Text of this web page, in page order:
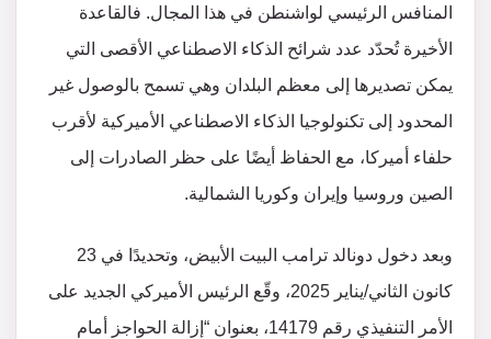
المنافس الرئيسي لواشنطن في هذا المجال. فالقاعدة
الأخيرة تُحدّد عدد شرائح الذكاء الاصطناعي الأقصى التي
يمكن تصديرها إلى معظم البلدان وهي تسمح بالوصول غير
المحدود إلى تكنولوجيا الذكاء الاصطناعي الأميركية لأقرب
حلفاء أميركا، مع الحفاظ أيضًا على حظر الصادرات إلى
الصين وروسيا وإيران وكوريا الشمالية.
وبعد دخول دونالد ترامب البيت الأبيض، وتحديدًا في 23
كانون الثاني/يناير 2025، وقّع الرئيس الأميركي الجديد على
الأمر التنفيذي رقم 14179، بعنوان “إزالة الحواجز أمام